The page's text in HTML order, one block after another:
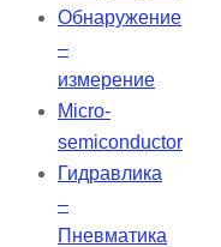
Обнаружение
–
измерение
Micro-
semiconductor
Гидравлика
–
Пневматика